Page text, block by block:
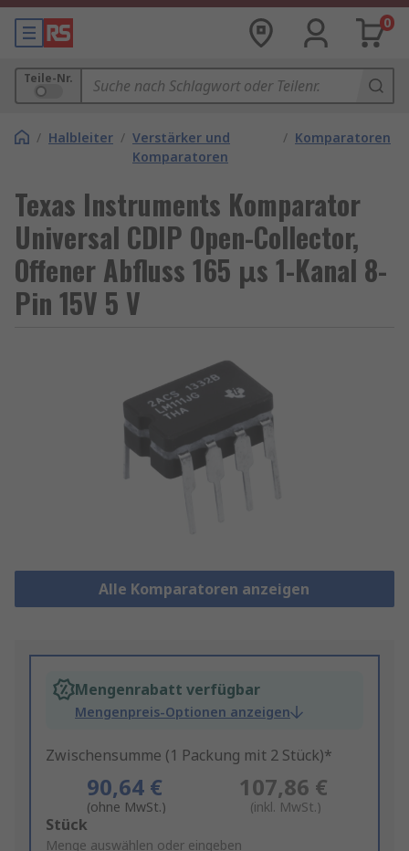
0
Teile-Nr.
/ Halbleiter / Verstärker und
Komparatoren
/ Komparatoren
Texas Instruments Komparator
Universal CDIP Open-Collector,
Offener Abfluss 165 μs 1-Kanal 8-
Pin 15V 5 V
Alle Komparatoren anzeigen
Mengenrabatt verfügbar
Mengenpreis-Optionen anzeigen
Zwischensumme (1 Packung mit 2 Stück)*
90,64 €
(ohne MwSt.)
107,86 €
(inkl. MwSt.)
Add
to
Stück
Menge auswählen oder eingeben